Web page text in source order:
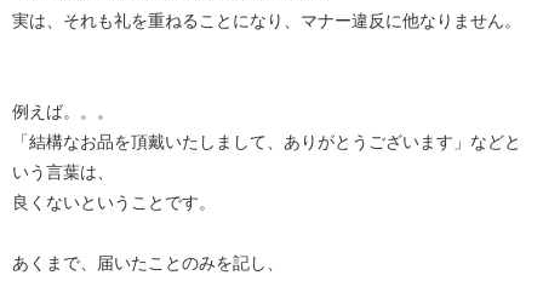
実は、それも礼を重ねることになり、マナー違反に他なりません。
例えば。。。
「結構なお品を頂戴いたしまして、ありがとうございます」などと
いう言葉は、
良くないということです。
あくまで、届いたことのみを記し、